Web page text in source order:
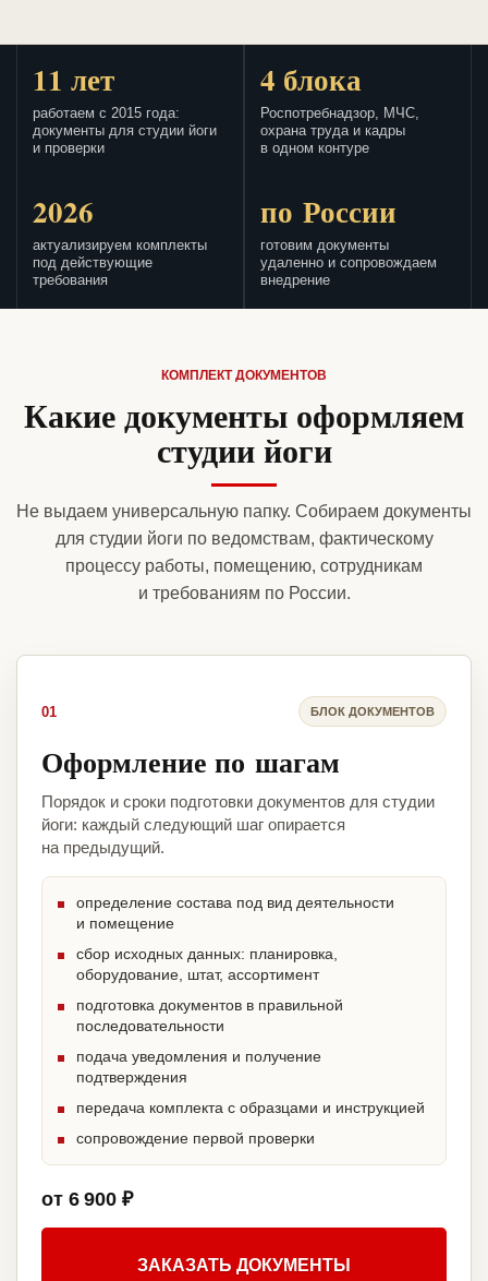
11 лет
работаем с 2015 года:
документы для студии йоги
и проверки
4 блока
Роспотребнадзор, МЧС,
охрана труда и кадры
в одном контуре
2026
актуализируем комплекты
под действующие
требования
по России
готовим документы
удаленно и сопровождаем
внедрение
КОМПЛЕКТ ДОКУМЕНТОВ
Какие документы оформляем
студии йоги
Не выдаем универсальную папку. Собираем документы
для студии йоги по ведомствам, фактическому
процессу работы, помещению, сотрудникам
и требованиям по России.
01 БЛОК ДОКУМЕНТОВ
Оформление по шагам
Порядок и сроки подготовки документов для студии
йоги: каждый следующий шаг опирается
на предыдущий.
определение состава под вид деятельности
и помещение
сбор исходных данных: планировка,
оборудование, штат, ассортимент
подготовка документов в правильной
последовательности
подача уведомления и получение
подтверждения
передача комплекта с образцами и инструкцией
сопровождение первой проверки
от 6 900 ₽
ЗАКАЗАТЬ ДОКУМЕНТЫ